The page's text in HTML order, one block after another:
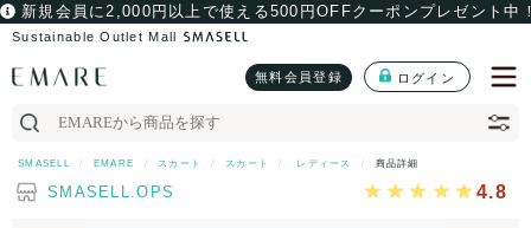
新規会員に2,000円以上で使える500円OFFクーポンプレゼント中
Sustainable Outlet Mall
無料会員登録 ログイン
SMASELL EMARE スカート スカート レディース 商品詳細
SMASELL.OPS 4.8